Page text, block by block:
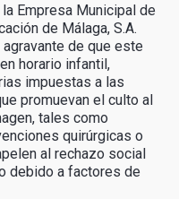
Empresa Municipal de
de Málaga, S.A.
de que este
horario infantil,
impuestas a las
promuevan el culto al
tales como
quirúrgicas o
al rechazo social
debido a factores de